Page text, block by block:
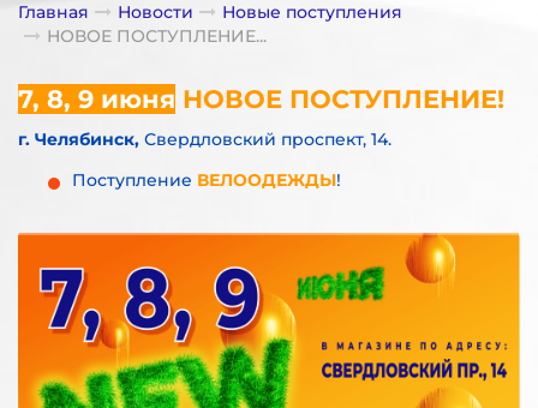
Главная Новости
Новые поступления
НОВОЕ ПОСТУПЛЕНИЕ...
7, 8, 9 июня НОВОЕ ПОСТУПЛЕНИЕ!
г. Челябинск, Свердловский проспект, 14.
Поступление ВЕЛООДЕЖДЫ!